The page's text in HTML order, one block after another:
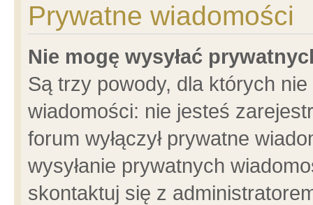
Prywatne wiadomości
Nie mogę wysyłać
Są trzy powody, dla których
wiadomości: nie jesteś
forum wyłączył prywatne
wysyłanie prywatnych
skontaktuj się z